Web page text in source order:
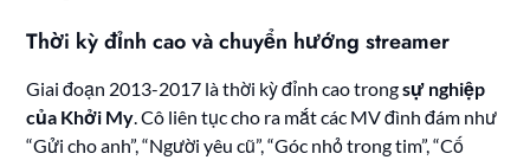
Thời kỳ đỉnh cao và chuyển hướng streamer
Giai đoạn 2013-2017 là thời kỳ đỉnh cao trongsự nghiệp
của Khởi My. Cô liên tục cho ra mắt các MV đình đám như
“Gửi cho anh”, “Người yêu cũ”, “Góc nhỏ trong tim”, “Cố